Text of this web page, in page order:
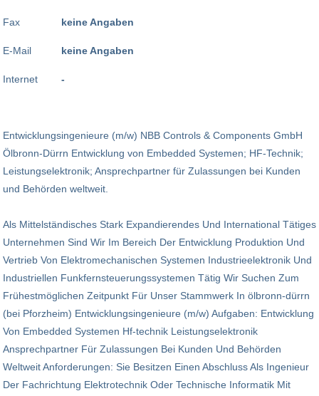
Fax
E-Mail
Internet
keine Angaben
keine Angaben
-
Entwicklungsingenieure (m/w) NBB Controls & Components GmbH
Ölbronn-Dürrn Entwicklung von Embedded Systemen; HF-Technik;
Leistungselektronik; Ansprechpartner für Zulassungen bei Kunden
und Behörden weltweit.
Als Mittelständisches Stark Expandierendes Und International Tätiges
Unter­nehmen Sind Wir Im Bereich Der Entwicklung Produktion Und
Vertrieb Von Elektromechanischen Systemen Industrieelektronik Und
Industriellen Funkfern­steuerungssystemen Tätig Wir Suchen Zum
Frühestmöglichen Zeitpunkt Für Unser Stammwerk In ölbronn-dürrn
(bei Pforzheim) Entwicklungsingenieure (m/w) Aufgaben: Entwicklung
Von Embedded Systemen Hf-technik Leistungselektronik
Ansprechpartner Für Zulassungen Bei Kunden Und Behörden
Weltweit Anforderungen: Sie Besitzen Einen Abschluss Als Ingenieur
Der Fachrichtung Elektrotechnik Oder Technische Informatik Mit